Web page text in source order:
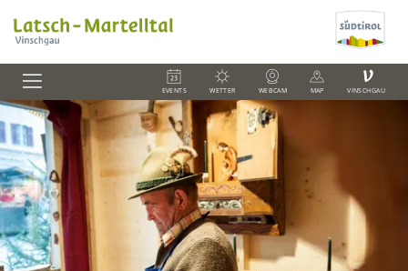
EVENTS WETTER WEBCAM MAP
V
VINSCHGAU